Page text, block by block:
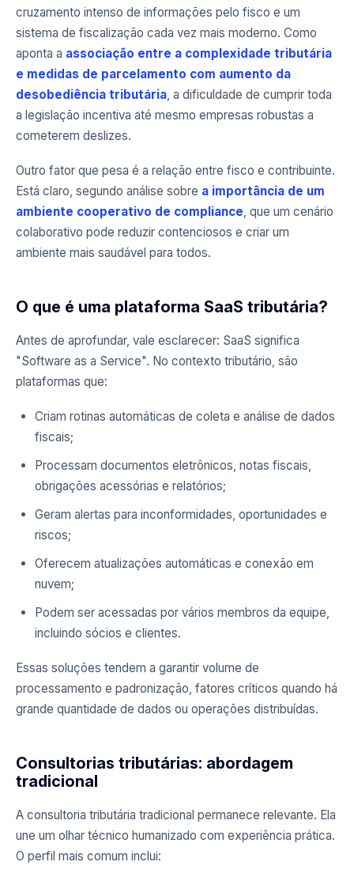
cruzamento intenso de informações pelo fisco e um
sistema de fiscalização cada vez mais moderno. Como
aponta a associação entre a complexidade tributária
e medidas de parcelamento com aumento da
desobediência tributária , a dificuldade de cumprir toda
a legislação incentiva até mesmo empresas robustas a
cometerem deslizes.
Outro fator que pesa é a relação entre fisco e contribuinte.
Está claro, segundo análise sobre a importância de um
ambiente cooperativo de compliance , que um cenário
colaborativo pode reduzir contenciosos e criar um
ambiente mais saudável para todos.
O que é uma plataforma SaaS tributária?
Antes de aprofundar, vale esclarecer: SaaS significa
"Software as a Service". No contexto tributário, são
plataformas que:
Criam rotinas automáticas de coleta e análise de dados
fiscais;
Processam documentos eletrônicos, notas fiscais,
obrigações acessórias e relatórios;
Geram alertas para inconformidades, oportunidades e
riscos;
Oferecem atualizações automáticas e conexão em
nuvem;
Podem ser acessadas por vários membros da equipe,
incluindo sócios e clientes.
Essas soluções tendem a garantir volume de
processamento e padronização, fatores críticos quando há
grande quantidade de dados ou operações distribuídas.
Consultorias tributárias: abordagem
tradicional
A consultoria tributária tradicional permanece relevante. Ela
une um olhar técnico humanizado com experiência prática.
O perfil mais comum inclui: